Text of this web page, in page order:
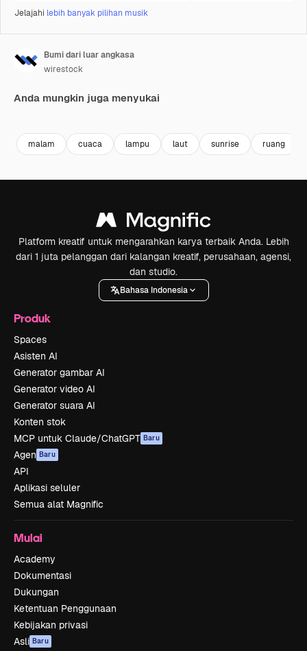
Jelajahi lebih banyak pilihan musik
Bumi dari luar angkasa
wirestock
Anda mungkin juga menyukai
malam cuaca lampu laut sunrise ruang
Platform kreatif untuk mengarahkan karya terbaik Anda. Lebih
dari 1 juta pelanggan dari kalangan kreatif, perusahaan, agensi,
dan studio.
Bahasa Indonesia
Produk
Spaces
Asisten AI
Generator gambar AI
Generator video AI
Generator suara AI
Konten stok
MCP untuk Claude/ChatGPT Baru
Agen Baru
API
Aplikasi seluler
Semua alat Magnific
Mulai
Academy
Dokumentasi
Dukungan
Ketentuan Penggunaan
Kebijakan privasi
Asli Baru